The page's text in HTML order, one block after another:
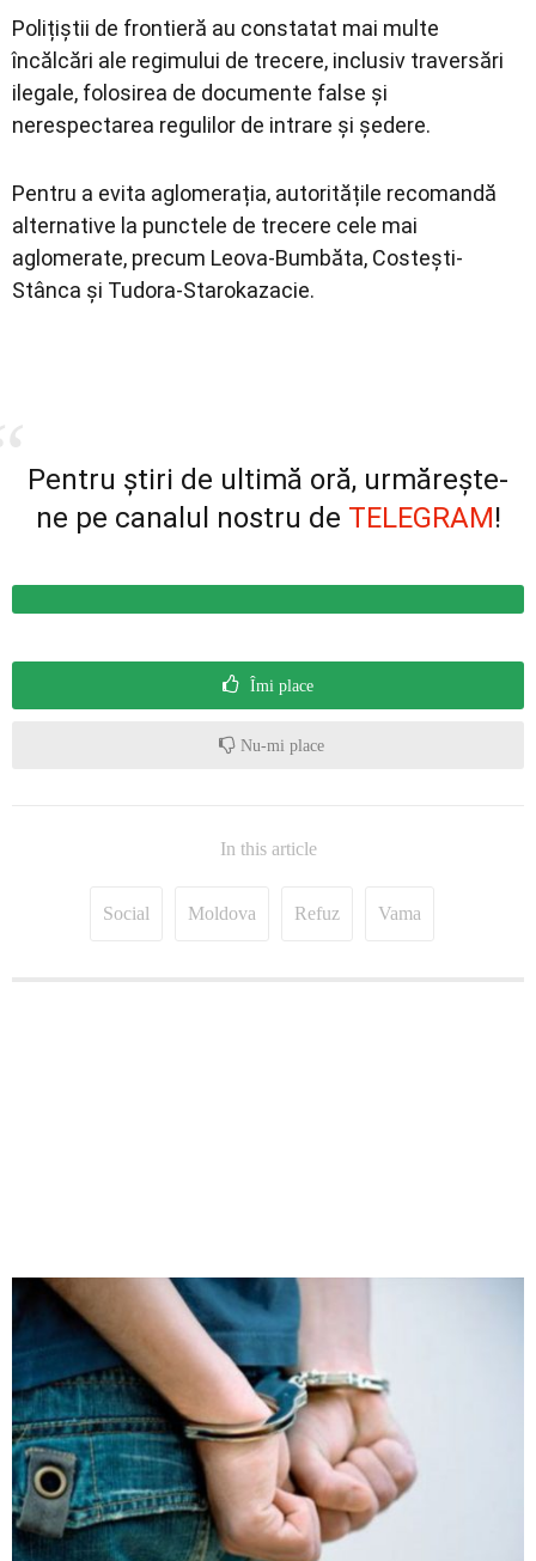
Polițiștii de frontieră au constatat mai multe
încălcări ale regimului de trecere, inclusiv traversări
ilegale, folosirea de documente false și
nerespectarea regulilor de intrare și ședere.
Pentru a evita aglomerația, autoritățile recomandă
alternative la punctele de trecere cele mai
aglomerate, precum Leova-Bumbăta, Costești-
Stânca și Tudora-Starokazacie.
Pentru știri de ultimă oră, urmărește-
ne pe canalul nostru de TELEGRAM!
Îmi place
Nu-mi place
In this article
Social Moldova Refuz Vama